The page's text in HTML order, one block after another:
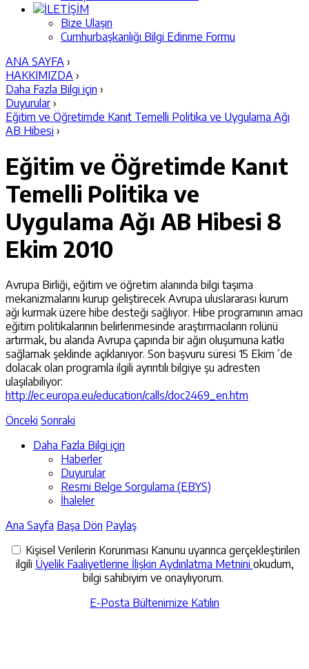
İLETİŞİM
Bize Ulaşın
Cumhurbaşkanlığı Bilgi Edinme Formu
ANA SAYFA ›
HAKKIMIZDA ›
Daha Fazla Bilgi için ›
Duyurular ›
Eğitim ve Öğretimde Kanıt Temelli Politika ve Uygulama Ağı
AB Hibesi ›
Eğitim ve Öğretimde Kanıt
Temelli Politika ve
Uygulama Ağı AB Hibesi 8
Ekim 2010
Avrupa Birliği, eğitim ve öğretim alanında bilgi taşıma
mekanizmalarını kurup geliştirecek Avrupa uluslararası kurum
ağı kurmak üzere hibe desteği sağlıyor. Hibe programının amacı
eğitim politikalarının belirlenmesinde araştırmacıların rolünü
artırmak, bu alanda Avrupa çapında bir ağın oluşumuna katkı
sağlamak şeklinde açıklanıyor. Son başvuru süresi 15 Ekim´de
dolacak olan programla ilgili ayrıntılı bilgiye şu adresten
ulaşılabiliyor:
http://ec.europa.eu/education/calls/doc2469_en.htm
Önceki Sonraki
Daha Fazla Bilgi için
Haberler
Duyurular
Resmi Belge Sorgulama (EBYS)
İhaleler
Ana Sayfa Başa Dön Paylaş
Kişisel Verilerin Korunması Kanunu uyarınca gerçekleştirilen
ilgili Üyelik Faaliyetlerine İlişkin Aydınlatma Metnini okudum,
bilgi sahibiyim ve onaylıyorum.
E-Posta Bültenimize Katılın